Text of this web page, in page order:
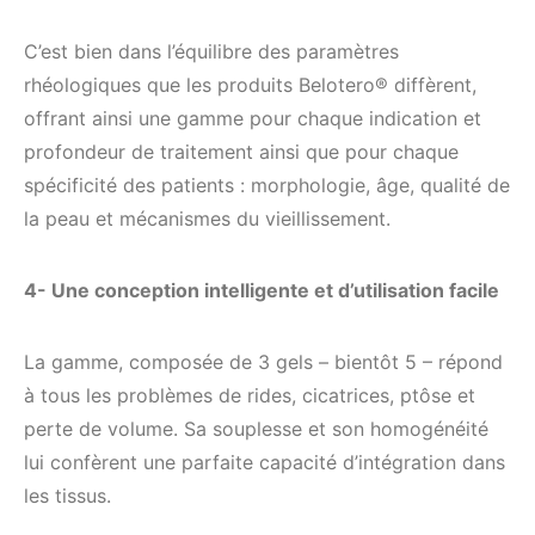
C’est bien dans l’équilibre des paramètres
rhéologiques que les produits Belotero® diffèrent,
offrant ainsi une gamme pour chaque indication et
profondeur de traitement ainsi que pour chaque
spécificité des patients : morphologie, âge, qualité de
la peau et mécanismes du vieillissement.
4- Une conception intelligente et d’utilisation facile
La gamme, composée de 3 gels – bientôt 5 – répond
à tous les problèmes de rides, cicatrices, ptôse et
perte de volume. Sa souplesse et son homogénéité
lui confèrent une parfaite capacité d’intégration dans
les tissus.